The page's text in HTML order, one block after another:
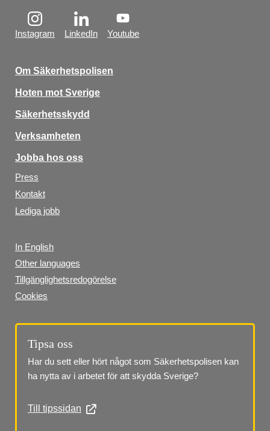
Instagram LinkedIn Youtube
Om Säkerhetspolisen
Hoten mot Sverige
Säkerhetsskydd
Verksamheten
Jobba hos oss
Press
Kontakt
Lediga jobb
In English
Other languages
Tillgänglighetsredogörelse
Cookies
Tipsa oss
Har du sett eller hört något som Säkerhetspolisen kan
ha nytta av i arbetet för att skydda Sverige?
Till tipssidan